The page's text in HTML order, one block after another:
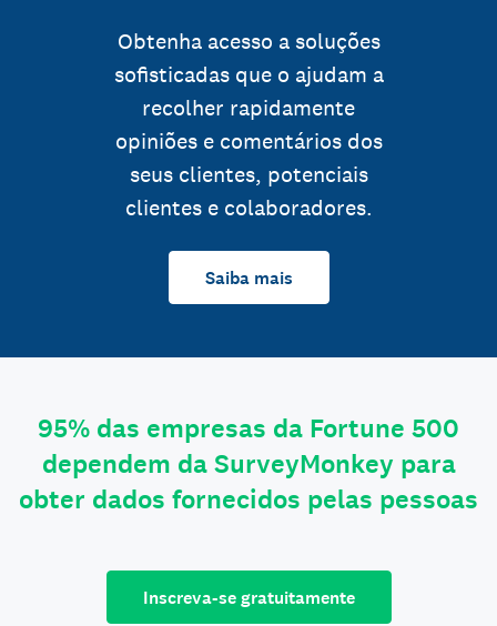
Obtenha acesso a soluções
sofisticadas que o ajudam a
recolher rapidamente
opiniões e comentários dos
seus clientes, potenciais
clientes e colaboradores.
Saiba mais
95% das empresas da Fortune 500
dependem da SurveyMonkey para
obter dados fornecidos pelas pessoas
Inscreva-se gratuitamente